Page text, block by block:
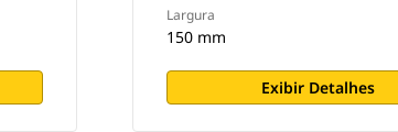
Largura
150 mm
Exibir Detalhes